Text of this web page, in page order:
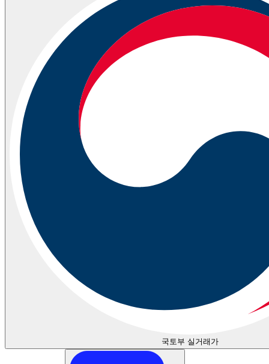
국토부 실거래가